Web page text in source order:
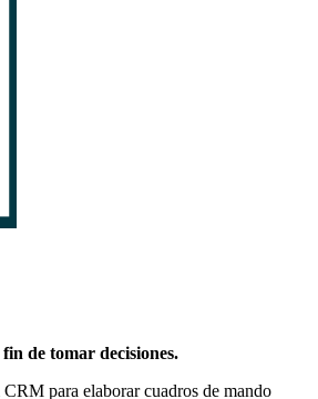
de tomar decisiones.
para elaborar cuadros de mando